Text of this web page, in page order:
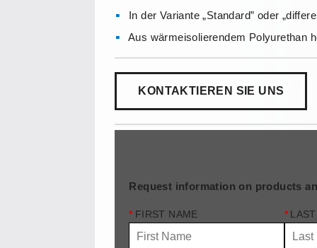
In der Variante „Standard” oder
Aus wärmeisolierendem Polyurethan
KONTAKTIEREN SIE UNS
Request information on products
* FIRST NAME *